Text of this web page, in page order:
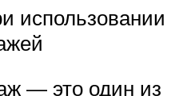
использовании
— это один из